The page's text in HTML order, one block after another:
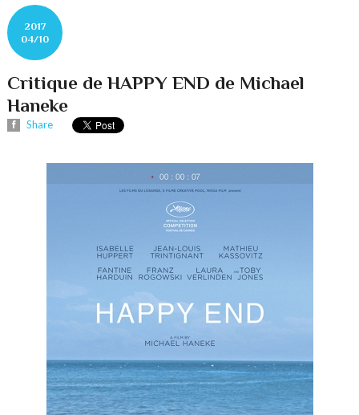
2017
04/10
Critique de HAPPY END de Michael
Haneke
Share